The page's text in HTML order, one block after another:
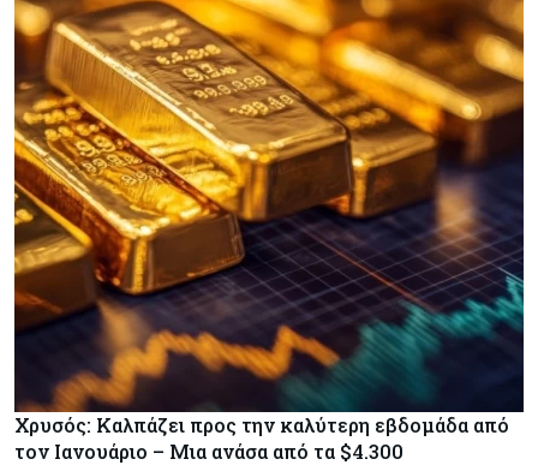
Χρυσός: Καλπάζει προς την καλύτερη εβδομάδα από
τον Ιανουάριο – Μια ανάσα από τα $4.300